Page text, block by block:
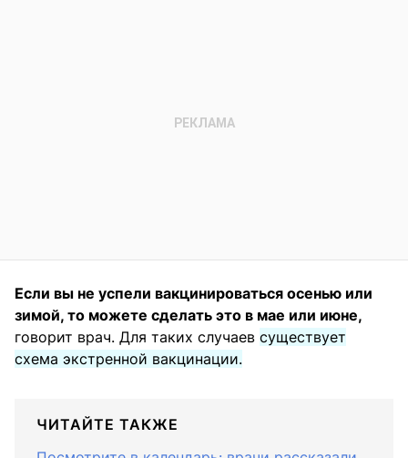
Если вы не успели вакцинироваться осенью или
зимой, то можете сделать это в мае или июне,
говорит врач. Для таких случаев существует
схема экстренной вакцинации.
ЧИТАЙТЕ ТАКЖЕ